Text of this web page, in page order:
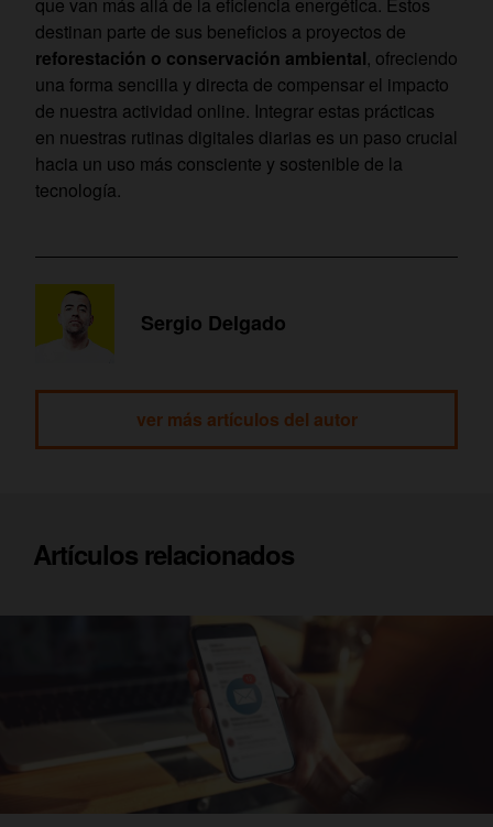
destinan parte de sus beneficios a proyectos de
reforestación o conservación ambiental, ofreciendo
una forma sencilla y directa de compensar el impacto
de nuestra actividad online. Integrar estas prácticas
en nuestras rutinas digitales diarias es un paso crucial
hacia un uso más consciente y sostenible de la
tecnología.
Sergio Delgado
ver más artículos del autor
Artículos relacionados